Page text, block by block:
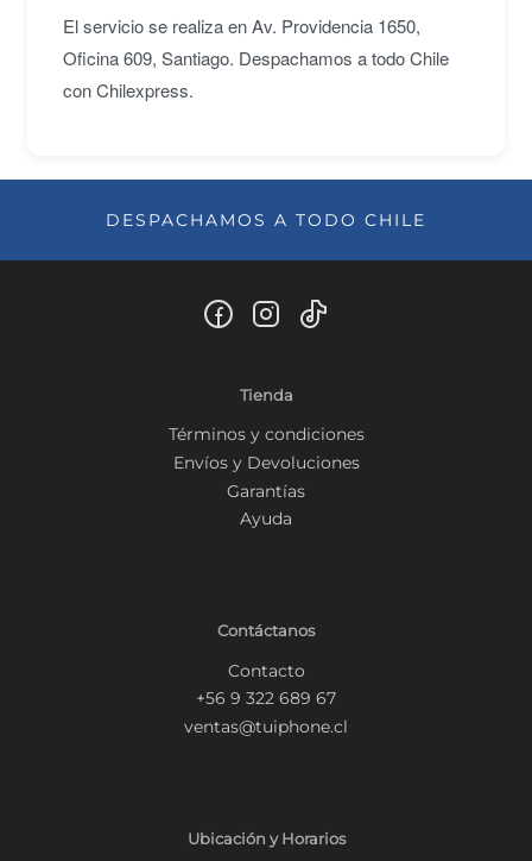
El servicio se realiza en Av. Providencia 1650,
Oficina 609, Santiago. Despachamos a todo Chile
con Chilexpress.
DESPACHAMOS A TODO CHILE
Tienda
Términos y condiciones
Envíos y Devoluciones
Garantías
Ayuda
Contáctanos
Contacto
+56 9 322 689 67
ventas@tuiphone.cl
Ubicación y Horarios